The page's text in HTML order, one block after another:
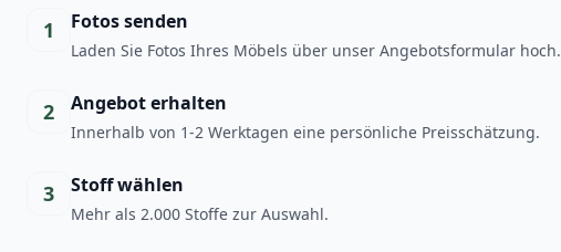
1 Fotos senden
Laden Sie Fotos Ihres Möbels über unser Angebotsformular hoch.
2 Angebot erhalten
Innerhalb von 1-2 Werktagen eine persönliche Preisschätzung.
3 Stoff wählen
Mehr als 2.000 Stoffe zur Auswahl.